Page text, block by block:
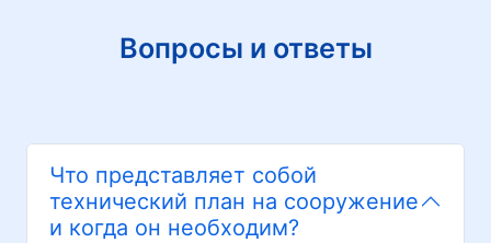
Вопросы и ответы
Что представляет собой
технический план на сооружение
и когда он необходим?